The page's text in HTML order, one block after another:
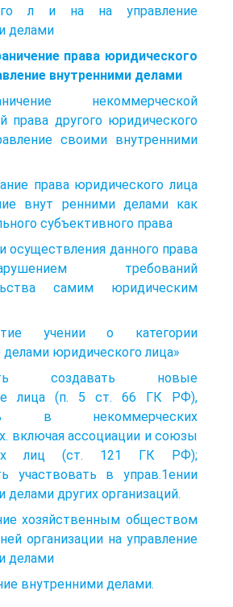
л и на на управление
делами
права юридического
внутренними делами
некоммерческой
права другого юридического
своими внутренними
права юридического лица
внут ренними делами как
субъективного права
осуществления данного права
требований
самим юридическим
учении о категории
делами юридического лица»
создавать новые
лица (п. 5 ст. 66 ГК РФ),
в некоммерческих
включая ассоциации и союзы
лиц (ст. 121 ГК РФ);
участвовать в управ.1ении
делами других организаций.
хозяйственным обществом
организации на управление
делами
внутренними делами.